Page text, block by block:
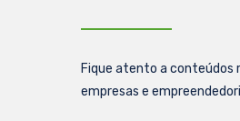
Fique atento a conteúdos
empresas e